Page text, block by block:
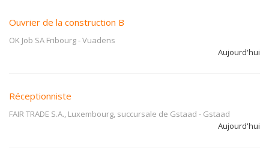
Ouvrier de la construction B
OK Job SA Fribourg-Vuadens
Aujourd'hui
Réceptionniste
FAIR TRADE S.A., Luxembourg, succursale de Gstaad - Gstaad
Aujourd'hui